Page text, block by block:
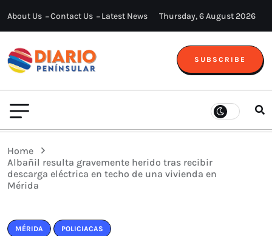
About Us Contact Us Latest News Thursday, 6 August 2026
SUBSCRIBE
Home
Albañil resulta gravemente herido tras recibir
descarga eléctrica en techo de una vivienda en
Mérida
MÉRIDA POLICIACAS